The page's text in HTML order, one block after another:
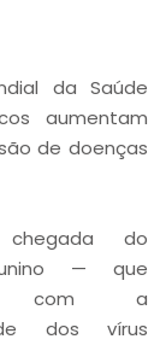
da Saúde
aumentam
de doenças
do
— que
com a
dos vírus